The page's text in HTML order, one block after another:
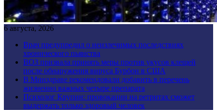
6 августа, 2026
Врач предупредил о неизлечимых последствиях
хронического пьянства
ВОЗ призвала принять меры против укусов клещей
после обнаружения вируса Бурбон в США
В Минздраве рекомендовали добавить в перечень
жизненно важных четыре препарата
Психолог Крупин: провокации на ретритах сможет
выдержать только здоровый человек